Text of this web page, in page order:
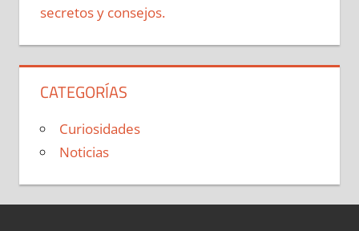
secretos y consejos.
CATEGORÍAS
Curiosidades
Noticias